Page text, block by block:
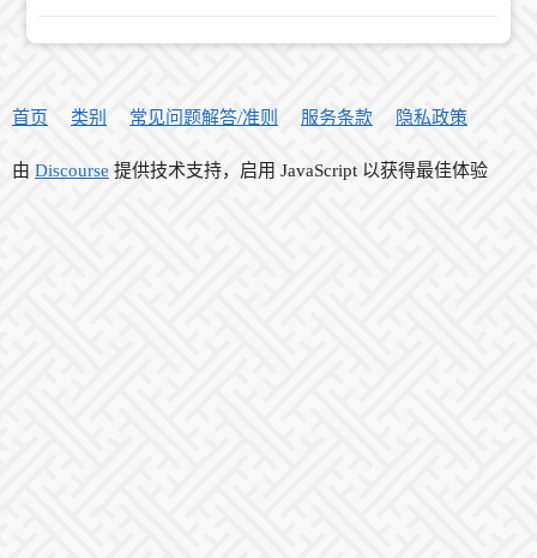
首页 类别 常见问题解答/准则 服务条款 隐私政策
由 Discourse 提供技术支持，启用 JavaScript 以获得最佳体验